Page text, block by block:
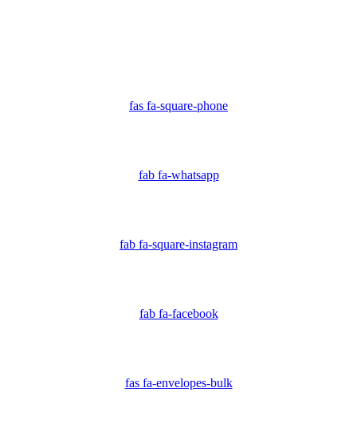
fas fa-square-phone
fab fa-whatsapp
fab fa-square-instagram
fab fa-facebook
fas fa-envelopes-bulk